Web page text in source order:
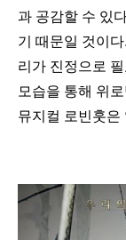
과 공감할 수 있
기 때문일 것이
리가 진정으로
모습을 통해 위
뮤지컬 로빈훗은